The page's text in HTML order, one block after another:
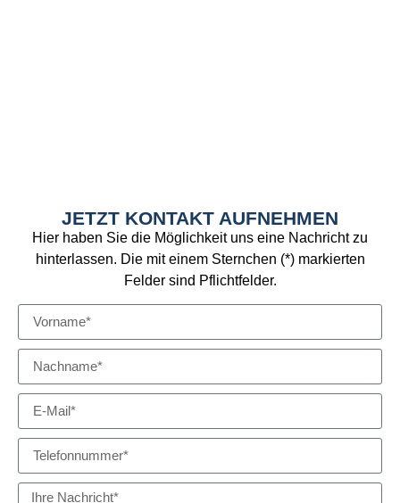
JETZT KONTAKT AUFNEHMEN
Hier haben Sie die Möglichkeit uns eine Nachricht zu
hinterlassen. Die mit einem Sternchen (*) markierten
Felder sind Pflichtfelder.